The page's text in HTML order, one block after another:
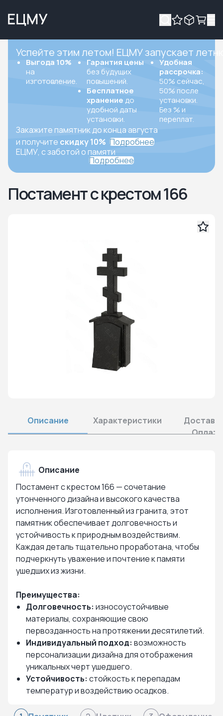
Успейте этим летом! ЕЦМУ запускает
Выгода 10%
на
изготовление.
Гарантия цены
без будущих
повышений.
Бесплатное
хранение до
удобной даты
установки.
Удобная
рассрочка:
50% сейчас,
50% после
установки.
Без % и
переплат.
Закажите памятник до конца августа
и получите скидку 10% Подробнее
ЕЦМУ, с заботой о памяти
Подробнее
Постамент с крестом 166
Описание Характеристики
Оплата
Описание
Постамент с крестом 166 — сочетание
утонченного дизайна и высокого качества
исполнения. Изготовленный из гранита, этот
памятник обеспечивает долговечность и
устойчивость к природным воздействиям.
Каждая деталь тщательно проработана, чтобы
подчеркнуть уважение и почтение к памяти
ушедших из жизни.
Преимущества:
Долговечность: износоустойчивые
материалы, сохраняющие свою
первозданность на протяжении десятилетий.
Индивидуальный подход: возможность
персонализации дизайна для отображения
уникальных черт ушедшего.
Устойчивость: стойкость к перепадам
температур и воздействию осадков.